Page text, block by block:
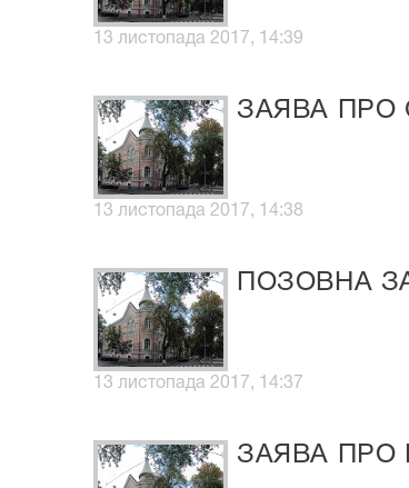
13 листопада 2017, 14:39
ЗАЯВА ПРО
13 листопада 2017, 14:38
ПОЗОВНА
13 листопада 2017, 14:37
ЗАЯВА ПРО